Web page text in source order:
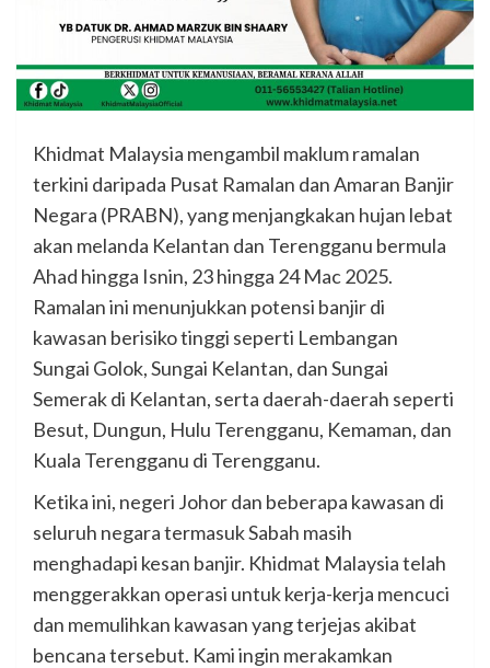
Khidmat Malaysia mengambil maklum ramalan
terkini daripada Pusat Ramalan dan Amaran Banjir
Negara (PRABN), yang menjangkakan hujan lebat
akan melanda Kelantan dan Terengganu bermula
Ahad hingga Isnin, 23 hingga 24 Mac 2025.
Ramalan ini menunjukkan potensi banjir di
kawasan berisiko tinggi seperti Lembangan
Sungai Golok, Sungai Kelantan, dan Sungai
Semerak di Kelantan, serta daerah-daerah seperti
Besut, Dungun, Hulu Terengganu, Kemaman, dan
Kuala Terengganu di Terengganu.
Ketika ini, negeri Johor dan beberapa kawasan di
seluruh negara termasuk Sabah masih
menghadapi kesan banjir. Khidmat Malaysia telah
menggerakkan operasi untuk kerja-kerja mencuci
dan memulihkan kawasan yang terjejas akibat
bencana tersebut. Kami ingin merakamkan